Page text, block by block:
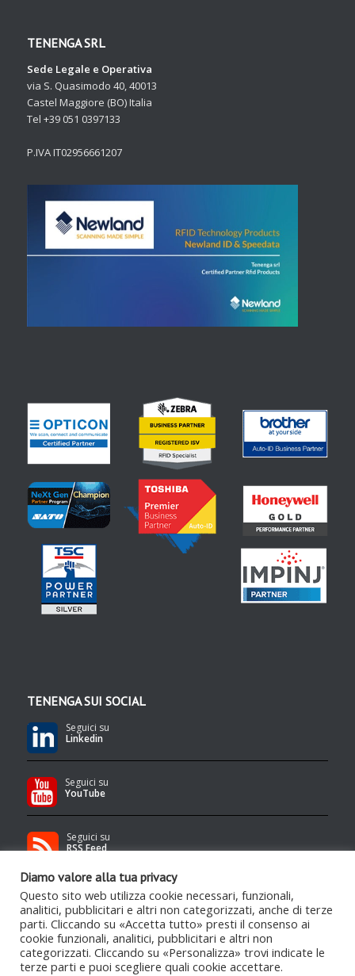
TENENGA SRL
Sede Legale e Operativa
via S. Quasimodo 40, 40013
Castel Maggiore (BO) Italia
Tel +39 051 0397133
P.IVA IT02956661207
TENENGA SUI SOCIAL
Seguici su
Linkedin
Seguici su
YouTube
Seguici su
RSS Feed
Contenuti protetti da copyright Tenenga S.r.l.- Qualsiasi uso e/o
Diamo valore alla tua privacy
Questo sito web utilizza cookie necessari, funzionali,
analitici, pubblicitari e altri non categorizzati, anche di terze
parti. Cliccando su «Accetta tutto» presti il consenso ai
cookie funzionali, analitici, pubblicitari e altri non
categorizzati. Cliccando su «Personalizza» trovi indicate le
terze parti e puoi scegliere quali cookie accettare.